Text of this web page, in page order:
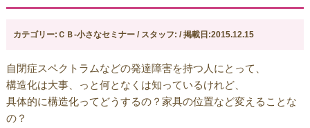
カテゴリー:ＣＢ-小さなセミナー / スタッフ: / 掲載日:2015.12.15
自閉症スペクトラムなどの発達障害を持つ人にとって、
構造化は大事、っと何となくは知っているけれど、
具体的に構造化ってどうするの？家具の位置など変えることな
の？